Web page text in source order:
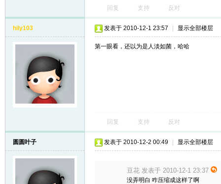
回复 支持 反对
hily103 发表于 2010-12-1 23:57 显示全部楼层
第一眼看，还以为是人淡如菌，哈哈
回复 支持 反对
圆圆叶子 发表于 2010-12-2 00:49 显示全部楼层
豆花 发表于 2010-12-1 23:37
没弄明白 咋压缩成这样了啊